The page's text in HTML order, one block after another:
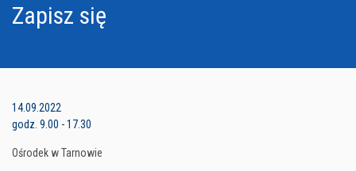
Zapisz się
14.09.2022
godz. 9.00 - 17.30
Ośrodek w Tarnowie
Ośrodek w Tarnowie